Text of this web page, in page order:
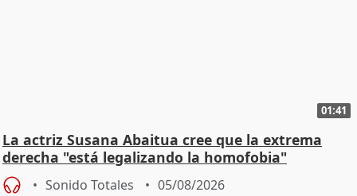
01:41
La actriz Susana Abaitua cree que la extrema
derecha "está legalizando la homofobia"
Sonido Totales 05/08/2026